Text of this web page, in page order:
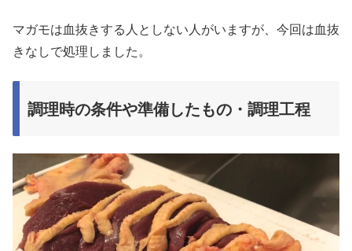
マガモは血抜きする人としない人がいますが、今回は血抜
きなしで処理しました。
調理時の条件や準備したもの・調理工程